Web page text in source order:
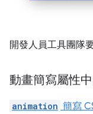
開發人員工具團隊
動畫簡寫屬性
animation 簡寫